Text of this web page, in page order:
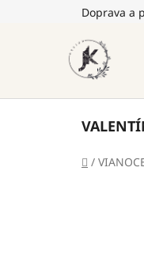
Doprava a
Domov
/